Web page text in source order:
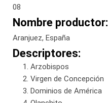
08
Nombre productor:
Aranjuez, España
Descriptores:
Arzobispos
Virgen de Concepción
Dominios de América